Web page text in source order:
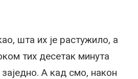
шта их је растужило, а
тих десетак минута
заједно. А кад смо, након